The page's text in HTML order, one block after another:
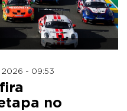
- 09:53
no